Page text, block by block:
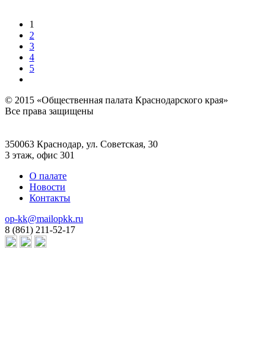
1
2
3
4
5
© 2015 «Общественная палата Краснодарского края»
Все права защищены
350063 Краснодар, ул. Советская, 30
3 этаж, офис 301
О палате
Новости
Контакты
op-kk@mailopkk.ru
8 (861) 211-52-17